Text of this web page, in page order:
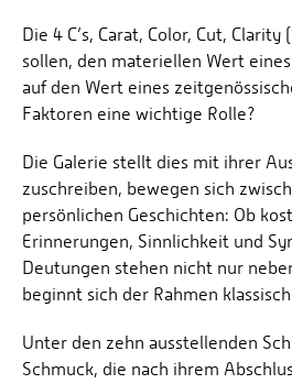
Die 4 C’s, Carat, Color, Cut,
sollen, den materiellen Wert
auf den Wert eines
Faktoren eine wichtige Rolle?
Die Galerie stellt dies mit ihrer
zuschreiben, bewegen sich
persönlichen Geschichten: Ob
Erinnerungen, Sinnlichkeit und
Deutungen stehen nicht nur
beginnt sich der Rahmen
Unter den zehn ausstellenden
Schmuck, die nach ihrem